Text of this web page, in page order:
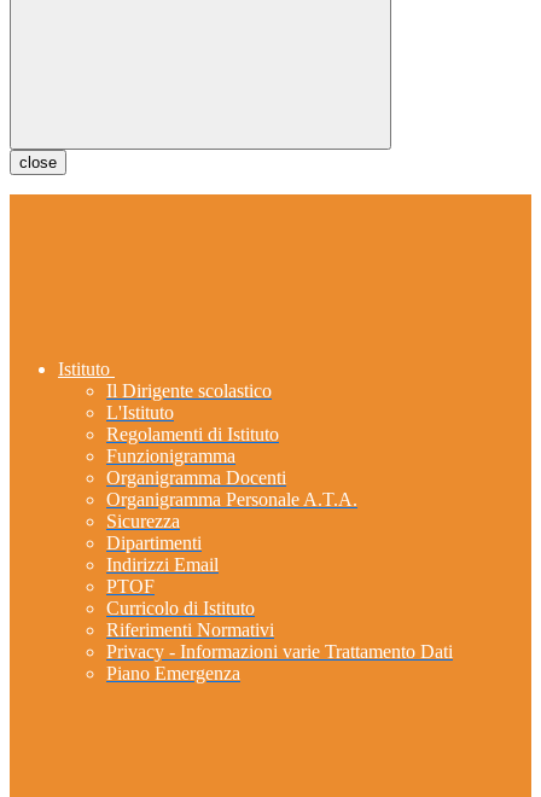
close
Istituto
Il Dirigente scolastico
L'Istituto
Regolamenti di Istituto
Funzionigramma
Organigramma Docenti
Organigramma Personale A.T.A.
Sicurezza
Dipartimenti
Indirizzi Email
PTOF
Curricolo di Istituto
Riferimenti Normativi
Privacy - Informazioni varie Trattamento Dati
Piano Emergenza